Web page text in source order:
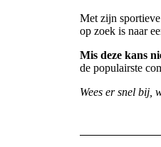
Met zijn
op zoek is naar
Mis deze kans
de populairste
Wees er snel bij,